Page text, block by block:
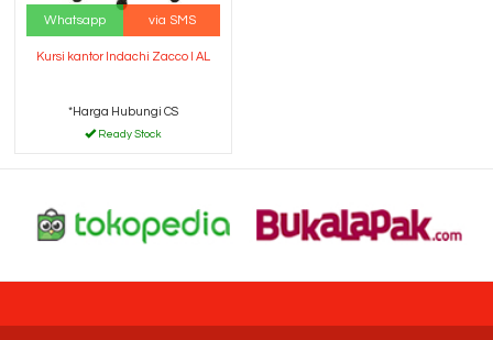
Whatsapp via SMS
Kursi kantor Indachi Zacco I AL
*Harga Hubungi CS
Ready Stock